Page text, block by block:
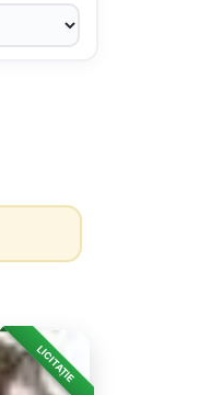
LICITAȚIE